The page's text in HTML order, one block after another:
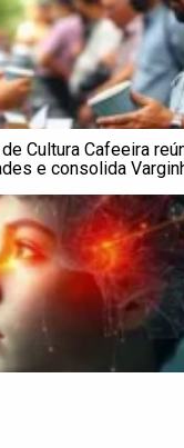
Cultura Cafeeira
e consolida